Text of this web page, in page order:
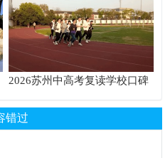
2026苏州中高考复读学校口碑
错过